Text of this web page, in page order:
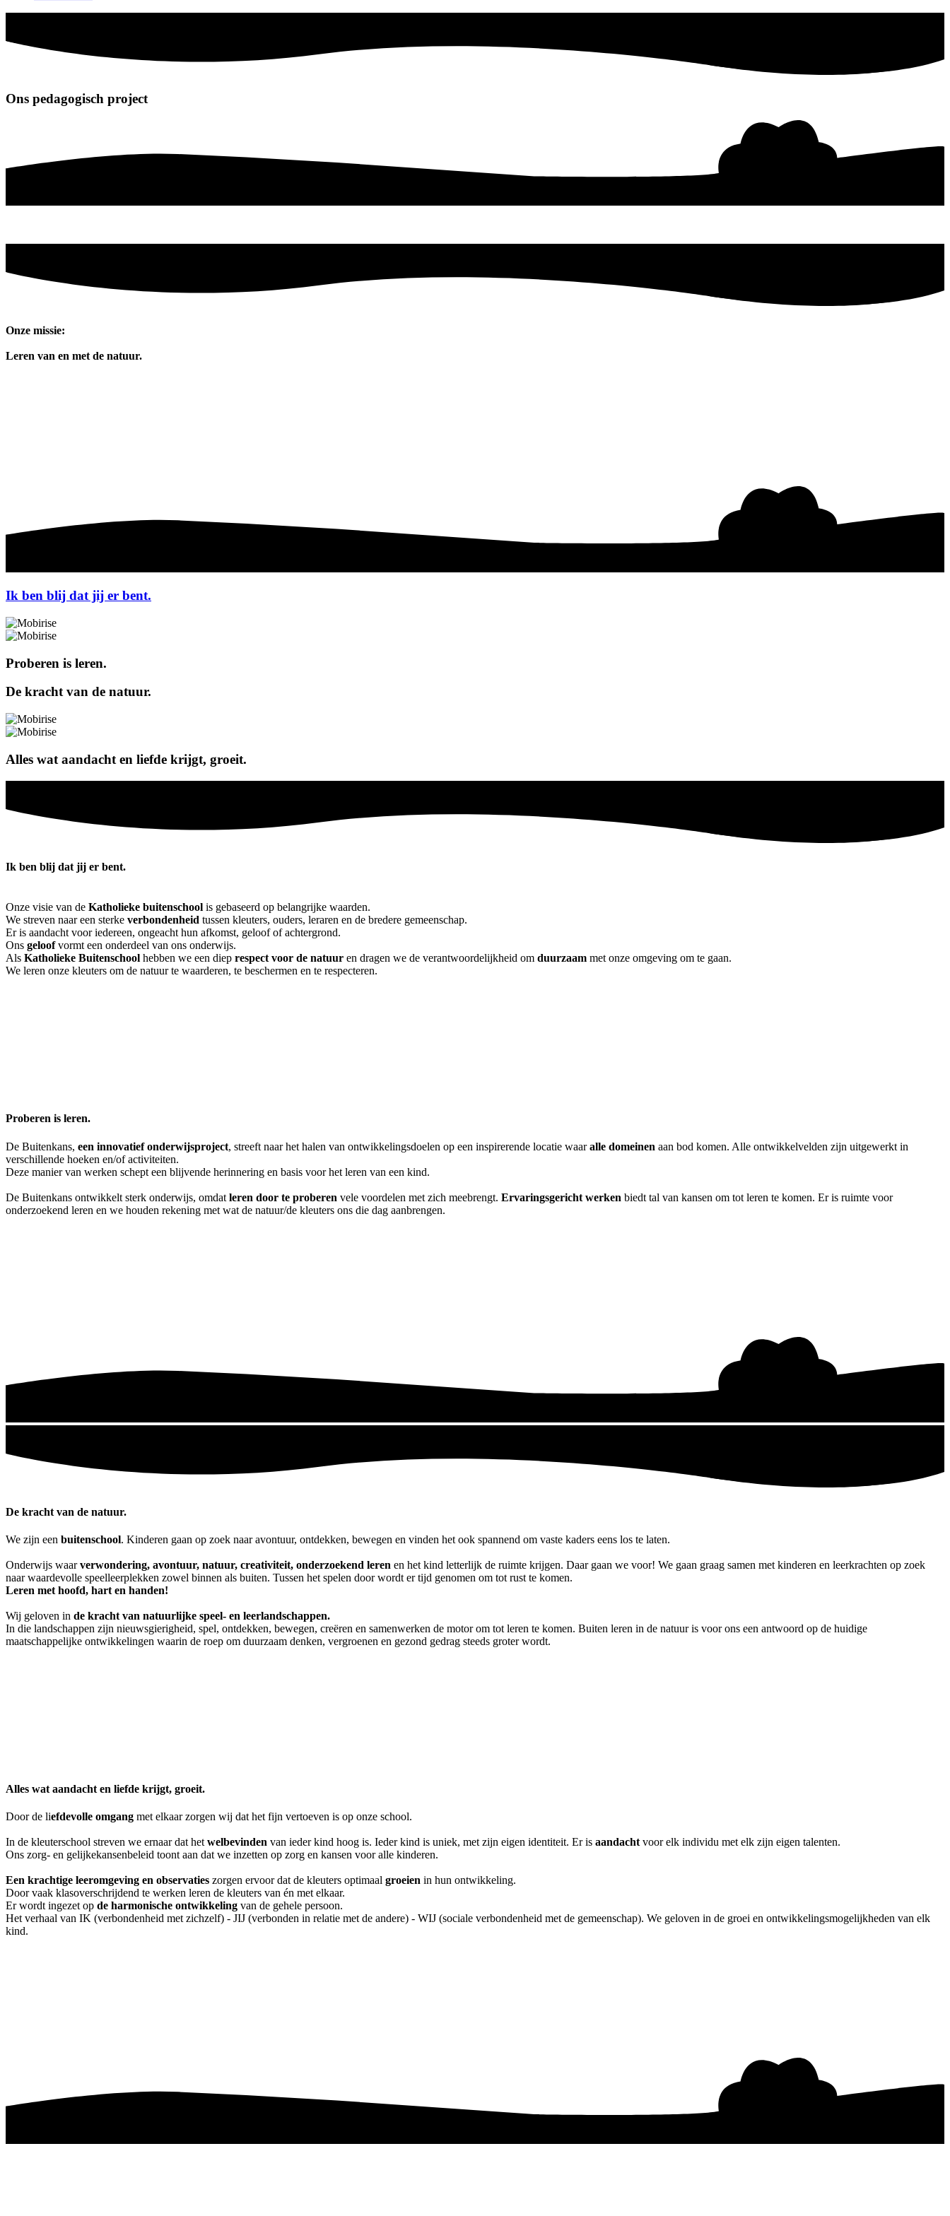
Ons pedagogisch project
Onze missie:
Leren van en met de natuur.
Ik ben blij dat jij er bent.
Proberen is leren.
De kracht van de natuur.
Alles wat aandacht en liefde krijgt, groeit.
Ik ben blij dat jij er bent.
Onze visie van de Katholieke buitenschool is gebaseerd op belangrijke waarden.
We streven naar een sterke verbondenheid tussen kleuters, ouders, leraren en de bredere gemeenschap.
Er is aandacht voor iedereen, ongeacht hun afkomst, geloof of achtergrond.
Ons geloofvormt een onderdeel van ons onderwijs.
Als Katholieke Buitenschool hebben we een diep respect voor de natuur en dragen we de verantwoordelijkheid om duurzaam met onze omgeving om te gaan.
We leren onze kleuters om de natuur te waarderen, te beschermen en te respecteren.
Proberen is leren.
De Buitenkans, een innovatief onderwijsproject, streeft naar het halen van ontwikkelingsdoelen op een inspirerende locatie waaralle domeinen aan bod komen. Alle ontwikkelvelden zijn uitgewerkt in
verschillende hoeken en/of activiteiten.
Deze manier van werken schept een blijvende herinnering en basis voor het leren van een kind.
De Buitenkans ontwikkelt sterk onderwijs, omdat leren door te proberen vele voordelen met zich meebrengt. Ervaringsgericht werken biedt tal van kansen om tot leren te komen. Er is ruimte voor
onderzoekend leren en we houden rekening met wat de natuur/de kleuters ons die dag aanbrengen.
De kracht van de natuur.
We zijn een buitenschool. Kinderen gaan op zoek naar avontuur, ontdekken, bewegen en vinden het ook spannend om vaste kaders eens los te laten.
Onderwijs waarverwondering, avontuur, natuur, creativiteit, onderzoekend leren en het kind letterlijk de ruimte krijgen. Daar gaan we voor! We gaan graag samen met kinderen en leerkrachten op zoek
naar waardevolle speelleerplekken zowel binnen als buiten. Tussen het spelen door wordt er tijd genomen om tot rust te komen.
Leren met hoofd, hart en handen!
Wij geloven in de kracht van natuurlijke speel- en leerlandschappen.
In die landschappen zijn nieuwsgierigheid, spel, ontdekken, bewegen, creëren en samenwerken de motor om tot leren te komen. Buiten leren in de natuur is voor ons een antwoord op de huidige
maatschappelijke ontwikkelingen waarin de roep om duurzaam denken, vergroenen en gezond gedrag steeds groter wordt.
Alles wat aandacht en liefde krijgt, groeit.
Door de liefdevolle omgang met elkaar zorgen wij dat het fijn vertoeven is op onze school.
In de kleuterschool streven we ernaar dat het welbevinden van ieder kind hoog is. Ieder kind is uniek, met zijn eigen identiteit. Er is aandacht voor elk individu met elk zijn eigen talenten.
Ons zorg- en gelijkekansenbeleid toont aan dat we inzetten op zorg en kansen voor alle kinderen.
Een krachtige leeromgeving en observaties zorgen ervoor dat de kleuters optimaal groeien in hun ontwikkeling.
Door vaak klasoverschrijdend te werken leren de kleuters van én met elkaar.
Er wordt ingezet op de harmonische ontwikkeling van de gehele persoon.
Het verhaal van IK (verbondenheid met zichzelf) - JIJ (verbonden in relatie met de andere) - WIJ (sociale verbondenheid met de gemeenschap). We geloven in de groei en ontwikkelingsmogelijkheden van elk
kind.